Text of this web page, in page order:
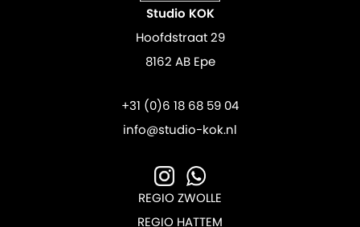
Studio KOK
Hoofdstraat 29
8162 AB Epe
+31 (0)6 18 68 59 04
info@studio-kok.nl
REGIO ZWOLLE
REGIO HATTEM